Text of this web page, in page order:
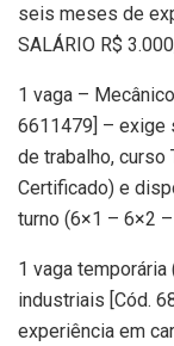
seis meses de
SALÁRIO R$
1 vaga –
6611479] – exige
de trabalho, curso
Certificado) e
turno (6×1 – 6×2
1 vaga
industriais [Cód.
experiência em